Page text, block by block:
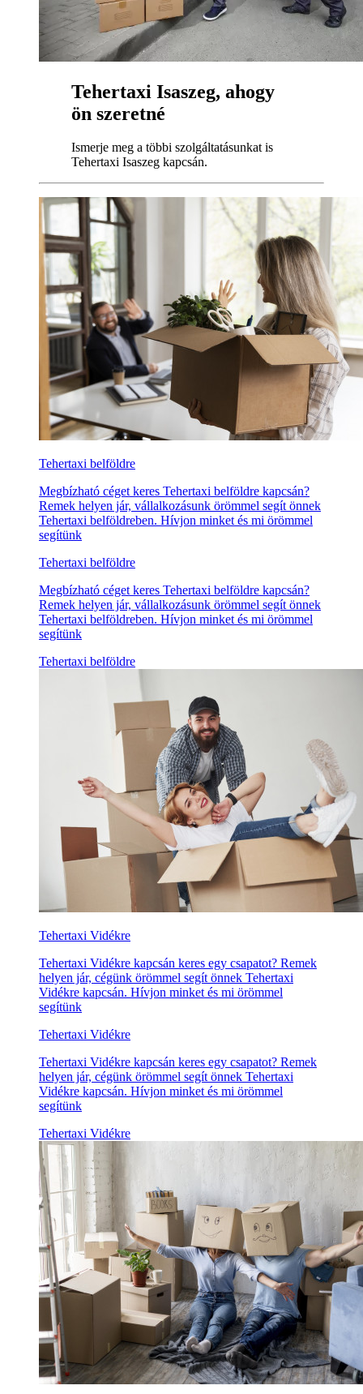
Tehertaxi Isaszeg, ahogy
ön szeretné
Ismerje meg a többi szolgáltatásunkat is
Tehertaxi Isaszeg kapcsán.
Tehertaxi belföldre
Megbízható céget keres Tehertaxi belföldre kapcsán?
Remek helyen jár, vállalkozásunk örömmel segít önnek
Tehertaxi belföldreben. Hívjon minket és mi örömmel
segítünk
Tehertaxi belföldre
Megbízható céget keres Tehertaxi belföldre kapcsán?
Remek helyen jár, vállalkozásunk örömmel segít önnek
Tehertaxi belföldreben. Hívjon minket és mi örömmel
segítünk
Tehertaxi belföldre
Tehertaxi Vidékre
Tehertaxi Vidékre kapcsán keres egy csapatot? Remek
helyen jár, cégünk örömmel segít önnek Tehertaxi
Vidékre kapcsán. Hívjon minket és mi örömmel
segítünk
Tehertaxi Vidékre
Tehertaxi Vidékre kapcsán keres egy csapatot? Remek
helyen jár, cégünk örömmel segít önnek Tehertaxi
Vidékre kapcsán. Hívjon minket és mi örömmel
segítünk
Tehertaxi Vidékre